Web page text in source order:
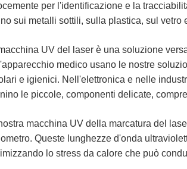
per l'identificazione e la
sui metalli sottili, sulla plastica, sul
UV del laser è una soluzione
medico usano le nostre
e igienici. Nell'elettronica e nelle
le piccole, componenti delicate,
macchina UV della marcatura del
Queste lunghezze d'onda
lo stress da calore che può